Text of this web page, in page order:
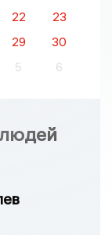
22
23
29
30
5 6